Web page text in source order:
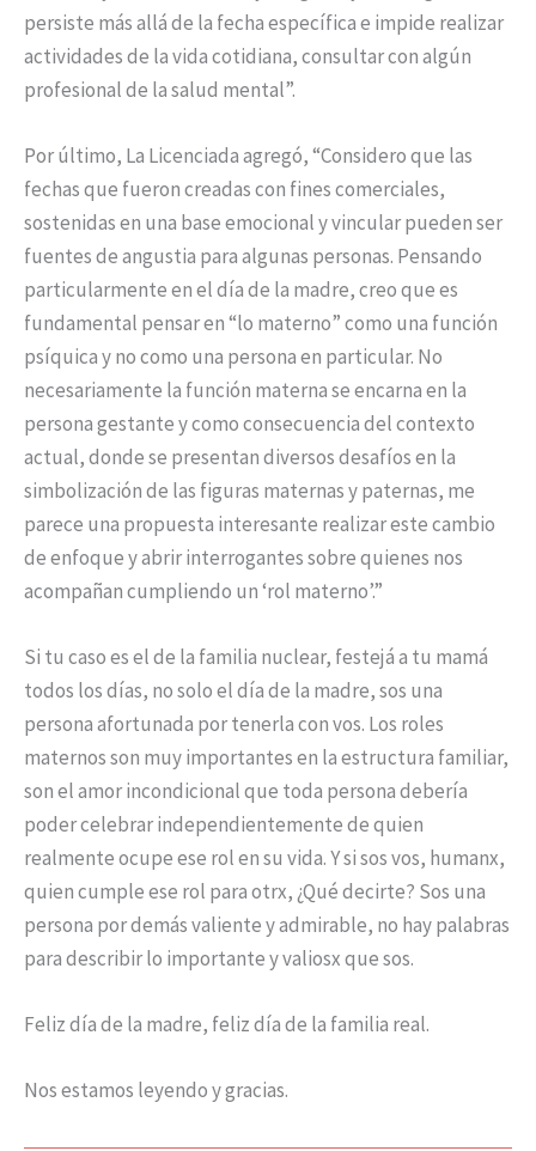
persiste más allá de la fecha específica e impide realizar
actividades de la vida cotidiana, consultar con algún
profesional de la salud mental”.
Por último, La Licenciada agregó, “Considero que las
fechas que fueron creadas con fines comerciales,
sostenidas en una base emocional y vincular pueden ser
fuentes de angustia para algunas personas. Pensando
particularmente en el día de la madre, creo que es
fundamental pensar en “lo materno” como una función
psíquica y no como una persona en particular. No
necesariamente la función materna se encarna en la
persona gestante y como consecuencia del contexto
actual, donde se presentan diversos desafíos en la
simbolización de las figuras maternas y paternas, me
parece una propuesta interesante realizar este cambio
de enfoque y abrir interrogantes sobre quienes nos
acompañan cumpliendo un ‘rol materno’.”
Si tu caso es el de la familia nuclear, festejá a tu mamá
todos los días, no solo el día de la madre, sos una
persona afortunada por tenerla con vos. Los roles
maternos son muy importantes en la estructura familiar,
son el amor incondicional que toda persona debería
poder celebrar independientemente de quien
realmente ocupe ese rol en su vida. Y si sos vos, humanx,
quien cumple ese rol para otrx, ¿Qué decirte? Sos una
persona por demás valiente y admirable, no hay palabras
para describir lo importante y valiosx que sos.
Feliz día de la madre, feliz día de la familia real.
Nos estamos leyendo y gracias.